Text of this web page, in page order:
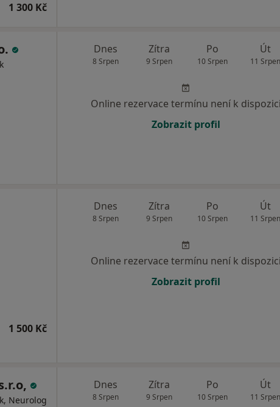
1 300 Kč
Dnes
8 Srpen
Zítra
9 Srpen
Po
10 Srpen
Út
11 Srpen
Online rezervace termínu není k dispozici
Zobrazit profil
1 500 Kč
Dnes
8 Srpen
Zítra
9 Srpen
Po
10 Srpen
Út
11 Srpen
Online rezervace termínu není k dispozici
Zobrazit profil
Neurolog
Dnes
8 Srpen
Zítra
9 Srpen
Po
10 Srpen
Út
11 Srpen